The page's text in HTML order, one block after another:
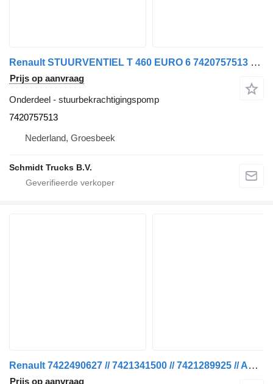
Renault STUURVENTIEL T 460 EURO 6 7420757513 stuurbekrachtigingspomp voor vrachtwagen
Prijs op aanvraag
Onderdeel - stuurbekrachtigingspomp
7420757513
Nederland, Groesbeek
Schmidt Trucks B.V.
Renault 7422490627 // 7421341500 // 7421289925 // ACCUBAK T 460 voor vrachtwagen
Prijs op aanvraag